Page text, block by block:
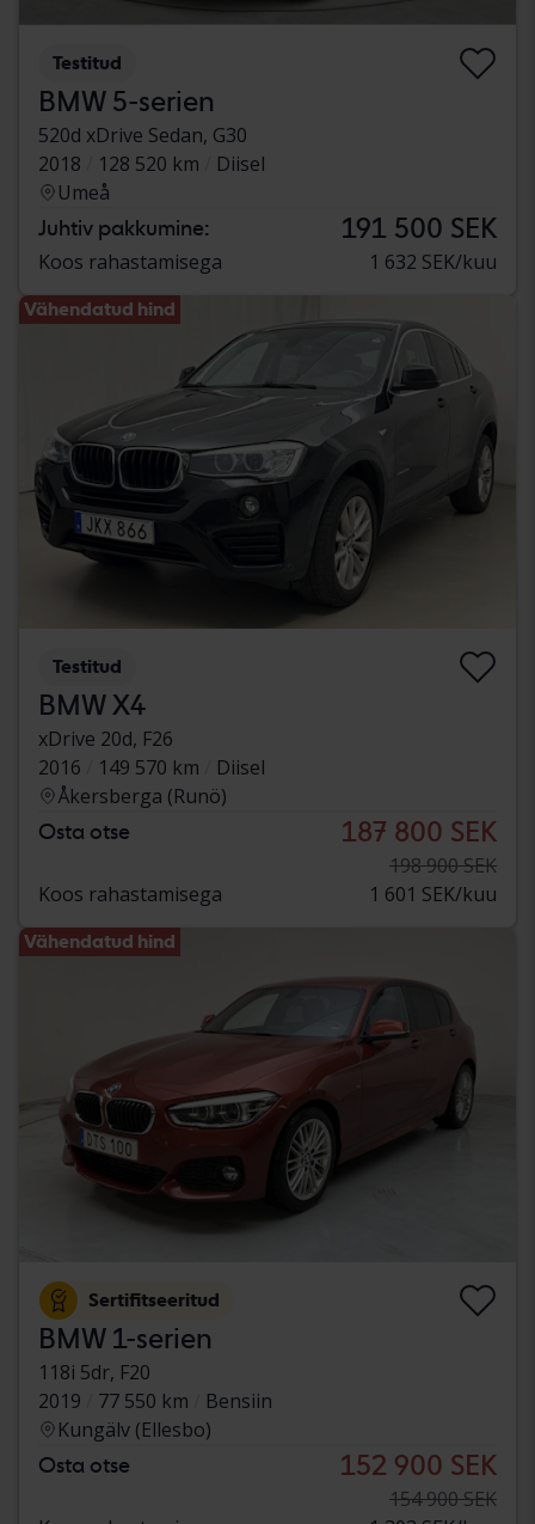
Testitud
BMW 5-serien
520d xDrive Sedan, G30
2018
128 520 km
Diisel
Umeå
Juhtiv pakkumine: 191 500 SEK
Koos rahastamisega 1 632 SEK/kuu
Vähendatud hind
Testitud
BMW X4
xDrive 20d, F26
2016
149 570 km
Diisel
Åkersberga (Runö)
Osta otse 187 800 SEK
198 900 SEK
Koos rahastamisega
1 601 SEK/kuu
Vähendatud hind
Sertifitseeritud
BMW 1-serien
118i 5dr, F20
2019
77 550 km
Bensiin
Kungälv (Ellesbo)
Osta otse 152 900 SEK
154 900 SEK